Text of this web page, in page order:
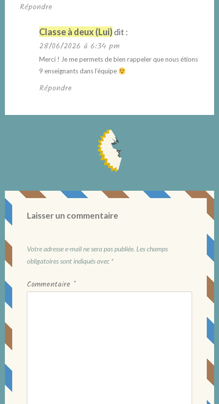
Répondre
Classe à deux (Lui)dit :
28/06/2026 à 6:34 pm
Merci ! Je me permets de bien rappeler que nous étions
9 enseignants dans l’équipe
Répondre
Laisser un commentaire
Votre adresse e-mail ne sera pas publiée. Les champs
obligatoires sont indiqués avec *
Commentaire *